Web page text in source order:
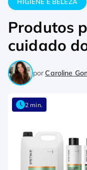
Produtos
cuidado
porCaroline
2 min.